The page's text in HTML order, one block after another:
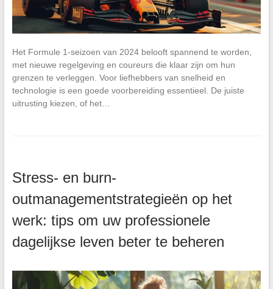
Het Formule 1-seizoen van 2024 belooft spannend te worden,
met nieuwe regelgeving en coureurs die klaar zijn om hun
grenzen te verleggen. Voor liefhebbers van snelheid en
technologie is een goede voorbereiding essentieel. De juiste
uitrusting kiezen, of het…
Stress- en burn-
outmanagementstrategieën op het
werk: tips om uw professionele
dagelijkse leven beter te beheren